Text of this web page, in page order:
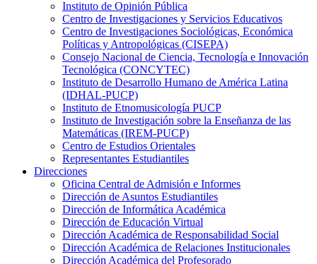
Instituto de Opinión Pública
Centro de Investigaciones y Servicios Educativos
Centro de Investigaciones Sociológicas, Económica
Políticas y Antropológicas (CISEPA)
Consejo Nacional de Ciencia, Tecnología e Innovación
Tecnológica (CONCYTEC)
Instituto de Desarrollo Humano de América Latina
(IDHAL-PUCP)
Instituto de Etnomusicología PUCP
Instituto de Investigación sobre la Enseñanza de las
Matemáticas (IREM-PUCP)
Centro de Estudios Orientales
Representantes Estudiantiles
Direcciones
Oficina Central de Admisión e Informes
Dirección de Asuntos Estudiantiles
Dirección de Informática Académica
Dirección de Educación Virtual
Dirección Académica de Responsabilidad Social
Dirección Académica de Relaciones Institucionales
Dirección Académica del Profesorado